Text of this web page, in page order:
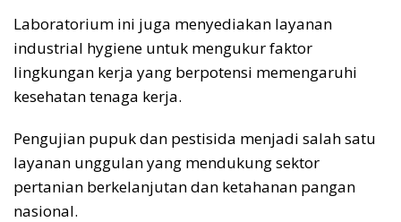
Laboratorium ini juga menyediakan layanan
industrial hygiene untuk mengukur faktor
lingkungan kerja yang berpotensi memengaruhi
kesehatan tenaga kerja.
Pengujian pupuk dan pestisida menjadi salah satu
layanan unggulan yang mendukung sektor
pertanian berkelanjutan dan ketahanan pangan
nasional.